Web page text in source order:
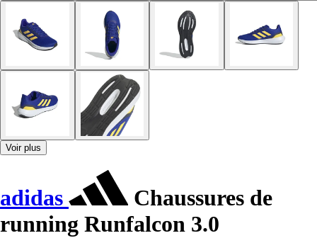
Voir plus
adidas
Chaussures de
running Runfalcon 3.0